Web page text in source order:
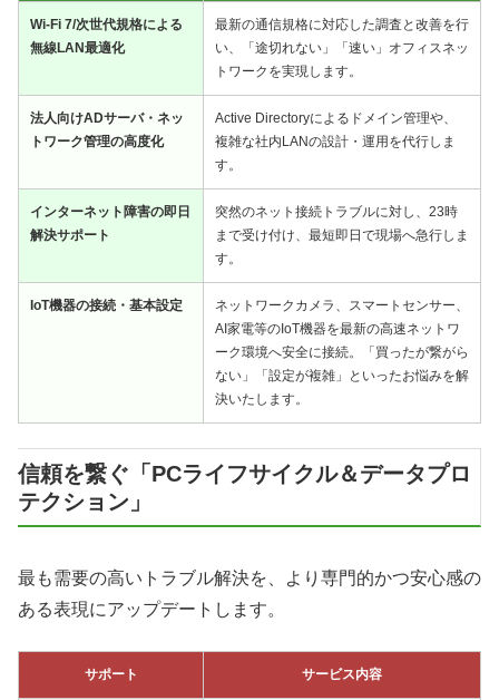
Wi-Fi 7/次世代規格による
無線LAN最適化
最新の通信規格に対応した調査と改善を行
い、「途切れない」「速い」オフィスネッ
トワークを実現します。
法人向けADサーバ・ネッ
トワーク管理の高度化
Active Directoryによるドメイン管理や、
複雑な社内LANの設計・運用を代行しま
す。
インターネット障害の即日
解決サポート
突然のネット接続トラブルに対し、23時
まで受け付け、最短即日で現場へ急行しま
す。
IoT機器の接続・基本設定
ネットワークカメラ、スマートセンサー、
AI家電等のIoT機器を最新の高速ネットワ
ーク環境へ安全に接続。「買ったが繋がら
ない」「設定が複雑」といったお悩みを解
決いたします。
信頼を繋ぐ「PCライフサイクル＆データプロ
テクション」
最も需要の高いトラブル解決を、より専門的かつ安心感の
ある表現にアップデートします。
サポート サービス内容